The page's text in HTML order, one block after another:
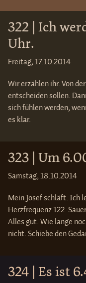
322 | Ich
Uhr.
Freitag, 17.10.2014
Wir erzählen ihr. Von
entscheiden sollen.
sich fühlen werden,
es klar.
323 | Um
Samstag, 18.10.2014
Mein Josef schläft. Ich
Herzfrequenz 122.
Alles gut. Wie lange
nicht. Schiebe den
324 | Es ist